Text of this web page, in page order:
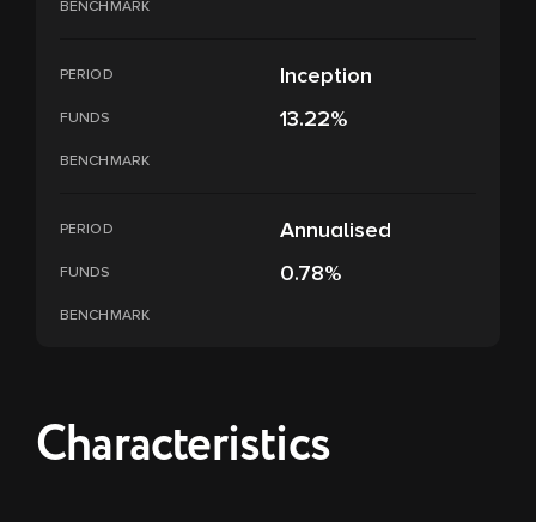
BENCHMARK
PERIOD Inception
FUNDS 13.22%
BENCHMARK
PERIOD Annualised
FUNDS 0.78%
BENCHMARK
Characteristics